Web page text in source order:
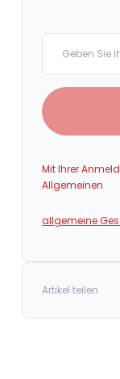
Mit Ihrer
Allgemeinen
allgemeine
Artikel teilen